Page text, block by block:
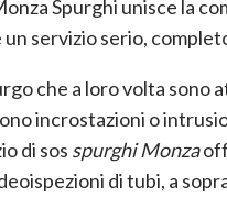
Spurghi unisce la
servizio serio,
che a loro volta
incrostazioni o
di sos spurghi Monza
di tubi, a